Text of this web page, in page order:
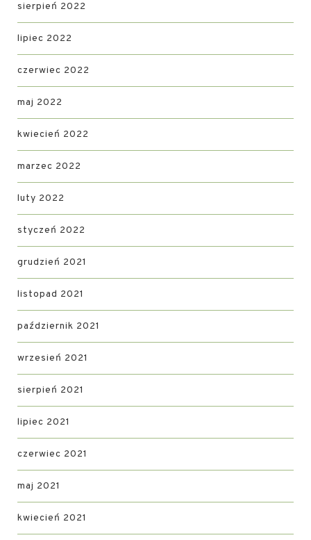
sierpień 2022
lipiec 2022
czerwiec 2022
maj 2022
kwiecień 2022
marzec 2022
luty 2022
styczeń 2022
grudzień 2021
listopad 2021
październik 2021
wrzesień 2021
sierpień 2021
lipiec 2021
czerwiec 2021
maj 2021
kwiecień 2021